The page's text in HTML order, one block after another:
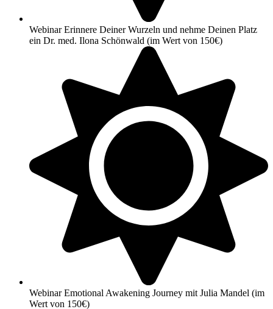
Webinar Erinnere Deiner Wurzeln und nehme Deinen Platz
ein Dr. med. Ilona Schönwald (im Wert von 150€)
Webinar Emotional Awakening Journey mit Julia Mandel (im
Wert von 150€)